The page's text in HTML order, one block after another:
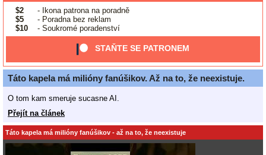
$2
- Ikona patrona na poradně
$5
- Poradna bez reklam
$10
- Soukromé poradenství
STAŇTE SE PATRONEM
Táto kapela má milióny fanúšikov. Až na to, že neexistuje.
O tom kam smeruje sucasne AI.
Přejít na článek
Táto kapela má milióny fanúšikov - až na to, že neexistuje